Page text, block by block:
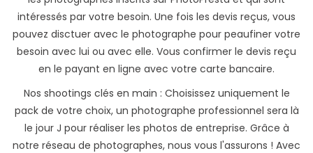
intéressés par votre besoin. Une fois les devis reçus, vous
pouvez disctuer avec le photographe pour peaufiner votre
besoin avec lui ou avec elle. Vous confirmer le devis reçu
en le payant en ligne avec votre carte bancaire.
Nos shootings clés en main : Choisissez uniquement le
pack de votre choix, un photographe professionnel sera là
le jour J pour réaliser les photos de entreprise. Grâce à
notre réseau de photographes, nous vous l'assurons ! Avec